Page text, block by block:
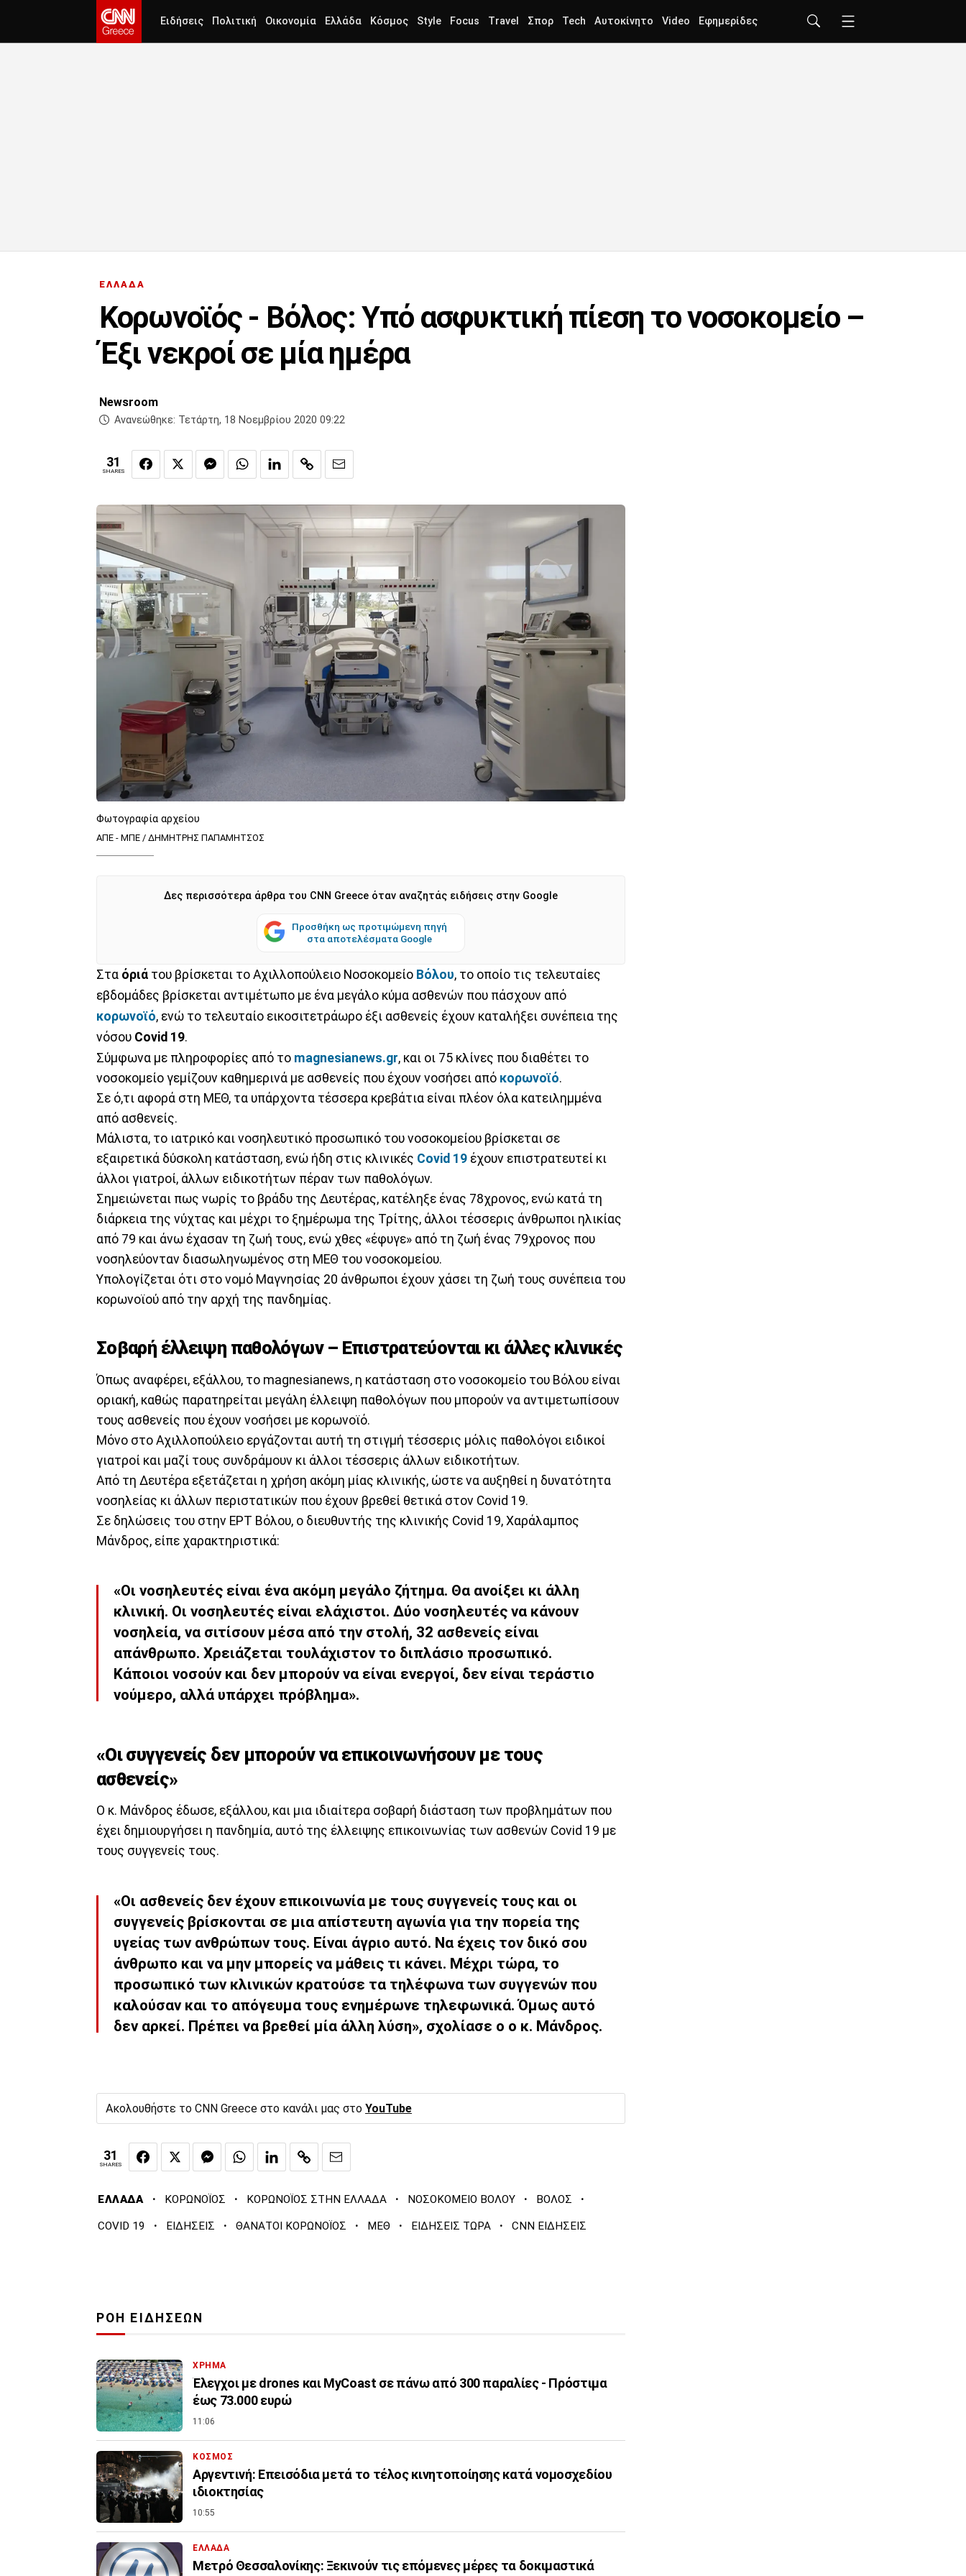
Ειδήσεις Πολιτική Οικονομία Ελλάδα Κόσμος Style Focus Travel Σπορ Tech Αυτοκίνητο Video Εφημερίδες
ΕΛΛΑΔΑ
Κορωνοϊός - Βόλος: Υπό ασφυκτική πίεση το νοσοκομείο –
Έξι νεκροί σε μία ημέρα
Newsroom
Ανανεώθηκε: Τετάρτη, 18 Νοεμβρίου 2020 09:22
31
SHARES
Φωτογραφία αρχείου
ΑΠΕ - ΜΠΕ / ΔΗΜΗΤΡΗΣ ΠΑΠΑΜΗΤΣΟΣ
Δες περισσότερα άρθρα του CNN Greece όταν αναζητάς ειδήσεις στην Google
Προσθήκη ως προτιμώμενη πηγή
στα αποτελέσματα Google
Στα όριά του βρίσκεται το Αχιλλοπούλειο Νοσοκομείο Βόλου, το οποίο τις τελευταίες
εβδομάδες βρίσκεται αντιμέτωπο με ένα μεγάλο κύμα ασθενών που πάσχουν από
κορωνοϊό, ενώ το τελευταίο εικοσιτετράωρο έξι ασθενείς έχουν καταλήξει συνέπεια της
νόσου Covid 19.
Σύμφωνα με πληροφορίες από το magnesianews.gr, και οι 75 κλίνες που διαθέτει το
νοσοκομείο γεμίζουν καθημερινά με ασθενείς που έχουν νοσήσει από κορωνοϊό.
Σε ό,τι αφορά στη ΜΕΘ, τα υπάρχοντα τέσσερα κρεβάτια είναι πλέον όλα κατειλημμένα
από ασθενείς.
Μάλιστα, το ιατρικό και νοσηλευτικό προσωπικό του νοσοκομείου βρίσκεται σε
εξαιρετικά δύσκολη κατάσταση, ενώ ήδη στις κλινικές Covid 19 έχουν επιστρατευτεί κι
άλλοι γιατροί, άλλων ειδικοτήτων πέραν των παθολόγων.
Σημειώνεται πως νωρίς το βράδυ της Δευτέρας, κατέληξε ένας 78χρονος, ενώ κατά τη
διάρκεια της νύχτας και μέχρι το ξημέρωμα της Τρίτης, άλλοι τέσσερις άνθρωποι ηλικίας
από 79 και άνω έχασαν τη ζωή τους, ενώ χθες «έφυγε» από τη ζωή ένας 79χρονος που
νοσηλεύονταν διασωληνωμένος στη ΜΕΘ του νοσοκομείου.
Υπολογίζεται ότι στο νομό Μαγνησίας 20 άνθρωποι έχουν χάσει τη ζωή τους συνέπεια του
κορωνοϊού από την αρχή της πανδημίας.
Σοβαρή έλλειψη παθολόγων – Επιστρατεύονται κι άλλες κλινικές
Όπως αναφέρει, εξάλλου, το magnesianews, η κατάσταση στο νοσοκομείο του Βόλου είναι
οριακή, καθώς παρατηρείται μεγάλη έλλειψη παθολόγων που μπορούν να αντιμετωπίσουν
τους ασθενείς που έχουν νοσήσει με κορωνοϊό.
Μόνο στο Αχιλλοπούλειο εργάζονται αυτή τη στιγμή τέσσερις μόλις παθολόγοι ειδικοί
γιατροί και μαζί τους συνδράμουν κι άλλοι τέσσερις άλλων ειδικοτήτων.
Από τη Δευτέρα εξετάζεται η χρήση ακόμη μίας κλινικής, ώστε να αυξηθεί η δυνατότητα
νοσηλείας κι άλλων περιστατικών που έχουν βρεθεί θετικά στον Covid 19.
Σε δηλώσεις του στην ΕΡΤ Βόλου, ο διευθυντής της κλινικής Covid 19, Χαράλαμπος
Μάνδρος, είπε χαρακτηριστικά:
«Οι νοσηλευτές είναι ένα ακόμη μεγάλο ζήτημα. Θα ανοίξει κι άλλη
κλινική. Οι νοσηλευτές είναι ελάχιστοι. Δύο νοσηλευτές να κάνουν
νοσηλεία, να σιτίσουν μέσα από την στολή, 32 ασθενείς είναι
απάνθρωπο. Χρειάζεται τουλάχιστον το διπλάσιο προσωπικό.
Κάποιοι νοσούν και δεν μπορούν να είναι ενεργοί, δεν είναι τεράστιο
νούμερο, αλλά υπάρχει πρόβλημα».
«Οι συγγενείς δεν μπορούν να επικοινωνήσουν με τους
ασθενείς»
Ο κ. Μάνδρος έδωσε, εξάλλου, και μια ιδιαίτερα σοβαρή διάσταση των προβλημάτων που
έχει δημιουργήσει η πανδημία, αυτό της έλλειψης επικοινωνίας των ασθενών Covid 19 με
τους συγγενείς τους.
«Οι ασθενείς δεν έχουν επικοινωνία με τους συγγενείς τους και οι
συγγενείς βρίσκονται σε μια απίστευτη αγωνία για την πορεία της
υγείας των ανθρώπων τους. Είναι άγριο αυτό. Να έχεις τον δικό σου
άνθρωπο και να μην μπορείς να μάθεις τι κάνει. Μέχρι τώρα, το
προσωπικό των κλινικών κρατούσε τα τηλέφωνα των συγγενών που
καλούσαν και το απόγευμα τους ενημέρωνε τηλεφωνικά. Όμως αυτό
δεν αρκεί. Πρέπει να βρεθεί μία άλλη λύση», σχολίασε ο ο κ. Μάνδρος.
Ακολουθήστε το CNN Greece στο κανάλι μας στο YouTube
31
SHARES
ΕΛΛΑΔΑ · ΚΟΡΩΝΟΪΟΣ · ΚΟΡΩΝΟΪΟΣ ΣΤΗΝ ΕΛΛΑΔΑ · ΝΟΣΟΚΟΜΕΙΟ ΒΟΛΟΥ · ΒΟΛΟΣ ·
COVID 19 · ΕΙΔΗΣΕΙΣ · ΘΑΝΑΤΟΙ ΚΟΡΩΝΟΪΟΣ · ΜΕΘ · ΕΙΔΗΣΕΙΣ ΤΩΡΑ · CNN ΕΙΔΗΣΕΙΣ
ΡΟΗ ΕΙΔΗΣΕΩΝ
ΧΡΗΜΑ
Έλεγχοι με drones και MyCoast σε πάνω από 300 παραλίες - Πρόστιμα
έως 73.000 ευρώ
11:06
ΚΟΣΜΟΣ
Αργεντινή: Επεισόδια μετά το τέλος κινητοποίησης κατά νομοσχεδίου
ιδιοκτησίας
10:55
ΕΛΛΑΔΑ
Μετρό Θεσσαλονίκης: Ξεκινούν τις επόμενες μέρες τα δοκιμαστικά